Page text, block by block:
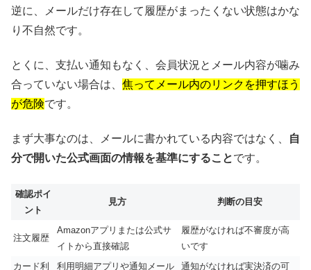
逆に、メールだけ存在して履歴がまったくない状態はかな
り不自然です。
とくに、支払い通知もなく、会員状況とメール内容が噛み
合っていない場合は、 焦ってメール内のリンクを押すほう
が危険です。
まず大事なのは、メールに書かれている内容ではなく、
自
分で開いた公式画面の情報を基準にすることです。
確認ポイ
ント
見方 判断の目安
注文履歴
Amazonアプリまたは公式サ
イトから直接確認
履歴がなければ不審度が高
いです
カード利
利用明細アプリや通知メール 通知がなければ実決済の可